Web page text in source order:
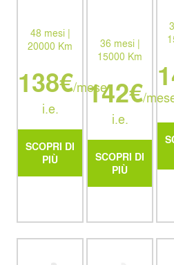
48 mesi |
20000 Km
138€/mese
i.e.
SCOPRI DI
PIÙ
36 mesi |
15000 Km
142€/
i.e.
SCOPRI DI
PIÙ